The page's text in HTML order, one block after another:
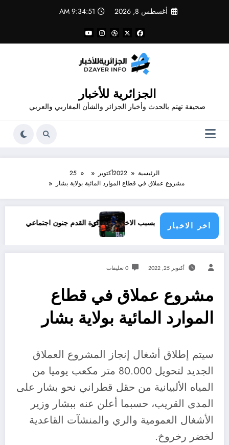
أغسطس 8, 2026 9:34:51 AM
الجزائرية للأخبار
صحيفة تهتم بالحدث وأخبار الجزائر والشأن المغاربي والعربي
الرئيسية 2022أكتوبر
25
مشروع عملاق في قطاع الموارد المائية بولاية بشار
اخر الاخبار
بالأعراض بسبب الاختلاف بالرايكرة القدم جنون اجتماعي تأويل
أكتوبر 25, 2022 0 تعليقات
مشروع عملاق في قطاع
الموارد المائية بولاية بشار
سيتم إطلاق أشغال إنجاز المشروع العملاق
الجديد لتحويل 80.000 متر مكعب يوميا من
المياه الألبيانية من حقل قطراني نحو بشار على
المدى القريب، حسبما أعلن عنه ببشار وزير
الأشغال العمومية والري والمنشآت القاعدية
لخضر رخروخ.